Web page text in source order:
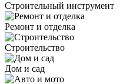
Строительный инструмент
Ремонт и отделка
Строительство
Дом и сад